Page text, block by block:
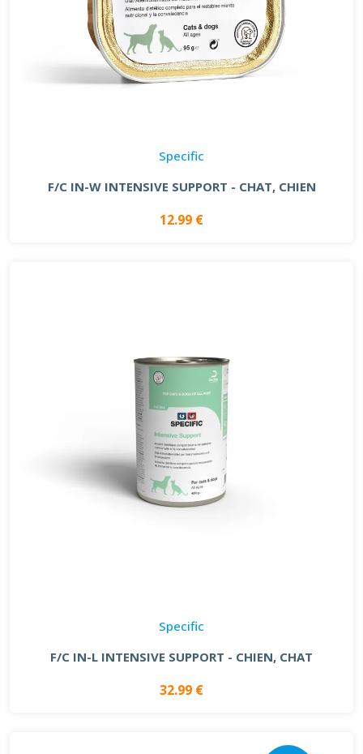
Specific
F/C IN-W INTENSIVE SUPPORT - CHAT, CHIEN
12.99 €
Specific
F/C IN-L INTENSIVE SUPPORT - CHIEN, CHAT
32.99 €